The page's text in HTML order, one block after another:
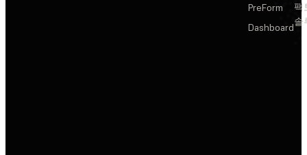
PreForm
Dashboard
팩
솔